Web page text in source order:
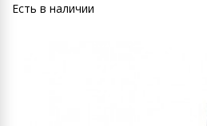
Есть в наличии